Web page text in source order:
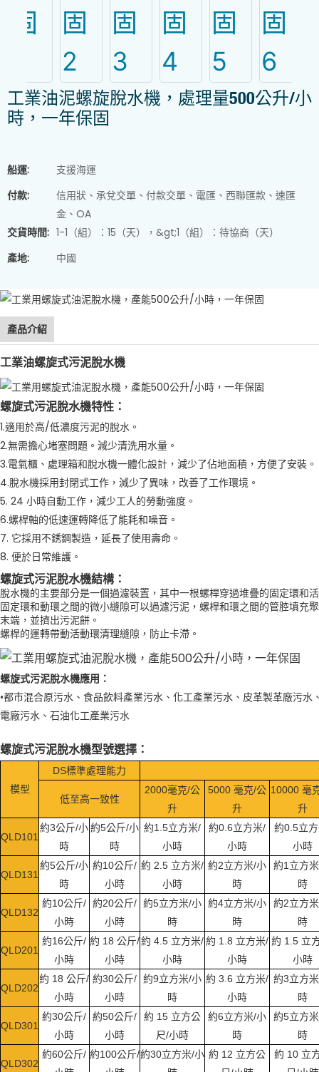
工業油泥螺旋脫水機，處理量500公升/小
時，一年保固
船運:
支援海運
付款:
信用狀、承兌交單、付款交單、電匯、西聯匯款、速匯
金、OA
交貨時間: 1-1（組）：15（天），&gt;1（組）：待協商（天）
產地:
中國
產品介紹
工業油螺旋式污泥脫水機
螺旋式污泥脫水機特性：
1.適用於高/低濃度污泥的脫水。
2.無需擔心堵塞問題。減少清洗用水量。
3.電氣櫃、處理箱和脫水機一體化設計，減少了佔地面積，方便了安裝。
4.脫水機採用封閉式工作，減少了異味，改善了工作環境。
5. 24 小時自動工作，減少工人的勞動強度。
6.螺桿軸的低速運轉降低了能耗和噪音。
7. 它採用不銹鋼製造，延長了使用壽命。
8. 便於日常維護。
螺旋式污泥脫水機結構：
脫水機的主要部分是一個過濾裝置，其中一根螺桿穿過堆疊的固定環和
固定環和動環之間的微小縫隙可以過濾污泥，螺桿和環之間的管腔填充
末端，並擠出污泥餅。
螺桿的運轉帶動活動環清理縫隙，防止卡滯。
螺旋式污泥脫水機應用：
•都市混合原污水、食品飲料產業污水、化工產業污水、皮革製革廠污
電廠污水、石油化工產業污水
螺旋式污泥脫水機型號選擇：
模型
DS標準處理能力
低至高一致性
2000毫克/公
升
5000 毫克/公
升
10000 毫
升
QLD101
約3公斤/小
時
約5公斤/小
時
約1.5立方米/
小時
約0.6立方米/
小時
約0.5立
小時
QLD131
約5公斤/小
時
約10公斤/
小時
約 2.5 立方米/
小時
約2立方米/小
時
約1立方
時
QLD132
約10公斤/
小時
約20公斤/
小時
約5立方米/小
時
約4立方米/小
時
約2立方
時
QLD201
約16公斤/
小時
約 18 公斤/
小時
約 4.5 立方米/
小時
約 1.8 立方米/
小時
約 1.5 立
小時
QLD202
約 18 公斤/
小時
約30公斤/
小時
約9立方米/小
時
約 3.6 立方米/
小時
約3立方
時
QLD301
約30公斤/
小時
約50公斤/
小時
約 15 立方公
尺/小時
約6立方米/小
時
約5立方
時
QLD302
約60公斤/ 約100公斤/約30立方米/小 約 12 立方公
約 10 立